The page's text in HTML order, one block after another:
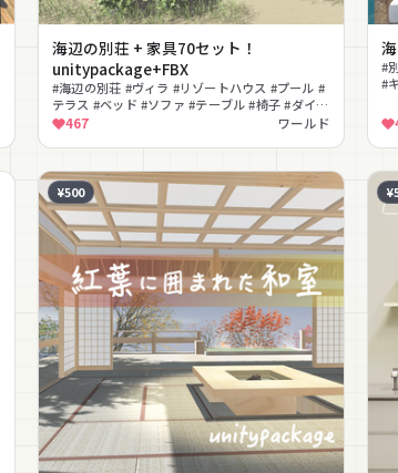
海辺の別荘 + 家具70セット！
unitypackage+FBX
#海辺の別荘 #ヴィラ #リゾートハウス #プール #
テラス #ベッド #ソファ #テーブル #椅子 #ダイニ
ング467 ワールド
#
#
¥500